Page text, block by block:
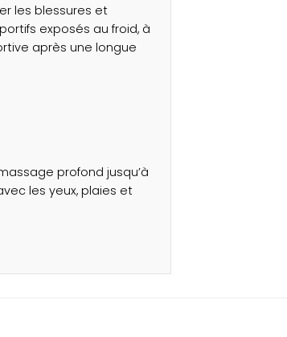
les blessures et
exposés au froid, à
après une longue
profond jusqu’à
les yeux, plaies et